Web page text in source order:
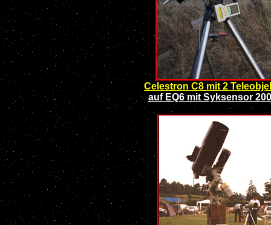
Celestron C8 mit 2
auf EQ6 mit Syksensor